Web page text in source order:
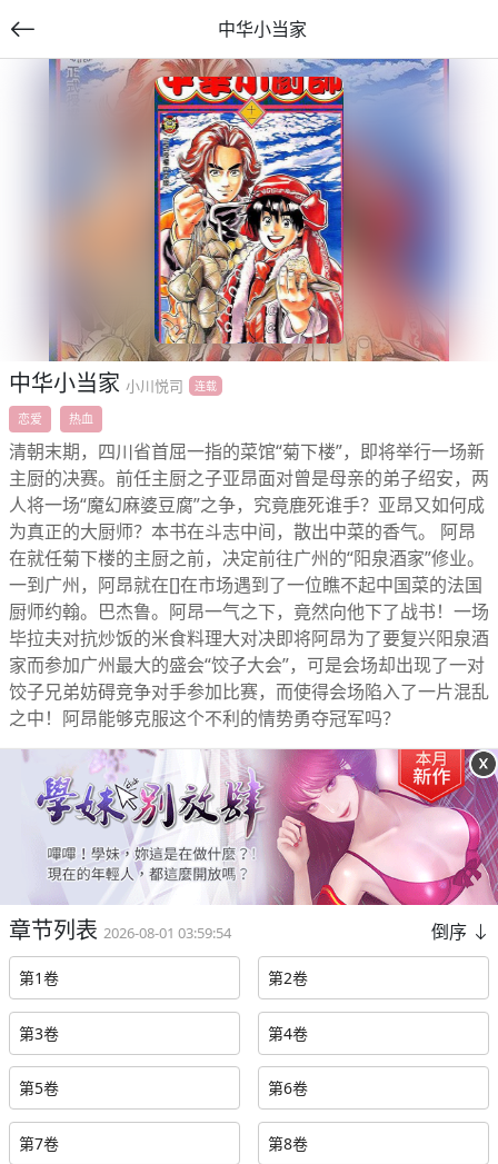
中华小当家
中华小当家 小川悦司 连载
恋爱 热血
清朝末期，四川省首屈一指的菜馆“菊下楼”，即将举行一场新
主厨的决赛。前任主厨之子亚昂面对曾是母亲的弟子绍安，两
人将一场“魔幻麻婆豆腐”之争，究竟鹿死谁手？亚昂又如何成
为真正的大厨师？本书在斗志中间，散出中菜的香气。 阿昂
在就任菊下楼的主厨之前，决定前往广州的“阳泉酒家”修业。
一到广州，阿昂就在[]在市场遇到了一位瞧不起中国菜的法国
厨师约翰。巴杰鲁。阿昂一气之下，竟然向他下了战书！一场
毕拉夫对抗炒饭的米食料理大对决即将阿昂为了要复兴阳泉酒
家而参加广州最大的盛会“饺子大会”，可是会场却出现了一对
饺子兄弟妨碍竞争对手参加比赛，而使得会场陷入了一片混乱
之中！阿昂能够克服这个不利的情势勇夺冠军吗？
章节列表 2026-08-01 03:59:54 倒序
第1卷 第2卷
第3卷 第4卷
第5卷 第6卷
第7卷 第8卷